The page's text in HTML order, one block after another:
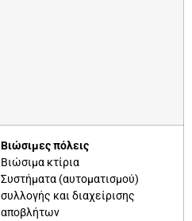
Βιώσιμες πόλεις
Βιώσιμα κτίρια
Συστήματα (αυτοματισμού)
συλλογής και διαχείρισης
αποβλήτων